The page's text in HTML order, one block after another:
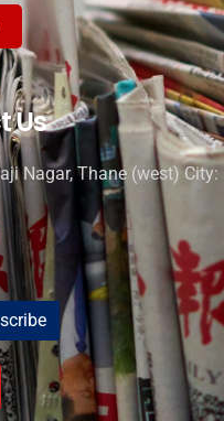
Us
Nagar, Thane (west) City: